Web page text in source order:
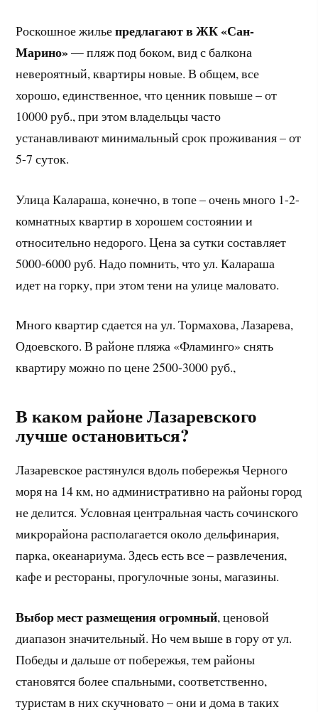
Роскошное жильепредлагают в ЖК «Сан-
Марино»— пляж под боком, вид с балкона
невероятный, квартиры новые. В общем, все
хорошо, единственное, что ценник повыше – от
10000 руб., при этом владельцы часто
устанавливают минимальный срок проживания – от
5-7 суток.
Улица Калараша, конечно, в топе – очень много 1-2-
комнатных квартир в хорошем состоянии и
относительно недорого. Цена за сутки составляет
5000-6000 руб. Надо помнить, что ул. Калараша
идет на горку, при этом тени на улице маловато.
Много квартир сдается на ул. Тормахова, Лазарева,
Одоевского. В районе пляжа «Фламинго» снять
квартиру можно по цене 2500-3000 руб.,
В каком районе Лазаревского
лучше остановиться?
Лазаревское растянулся вдоль побережья Черного
моря на 14 км, но административно на районы город
не делится. Условная центральная часть сочинского
микрорайона располагается около дельфинария,
парка, океанариума. Здесь есть все – развлечения,
кафе и рестораны, прогулочные зоны, магазины.
Выбор мест размещения огромный, ценовой
диапазон значительный. Но чем выше в гору от ул.
Победы и дальше от побережья, тем районы
становятся более спальными, соответственно,
туристам в них скучновато – они и дома в таких